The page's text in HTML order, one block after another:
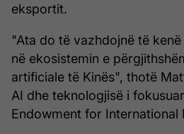
eksportit.
"Ata do të vazhdojnë të
në ekosistemin e
artificiale të Kinës", thotë
AI dhe teknologjisë i
Endowment for International